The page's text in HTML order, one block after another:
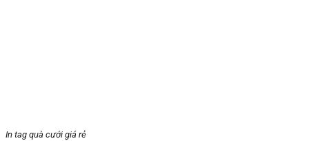
In tag quà cưới giá rẻ